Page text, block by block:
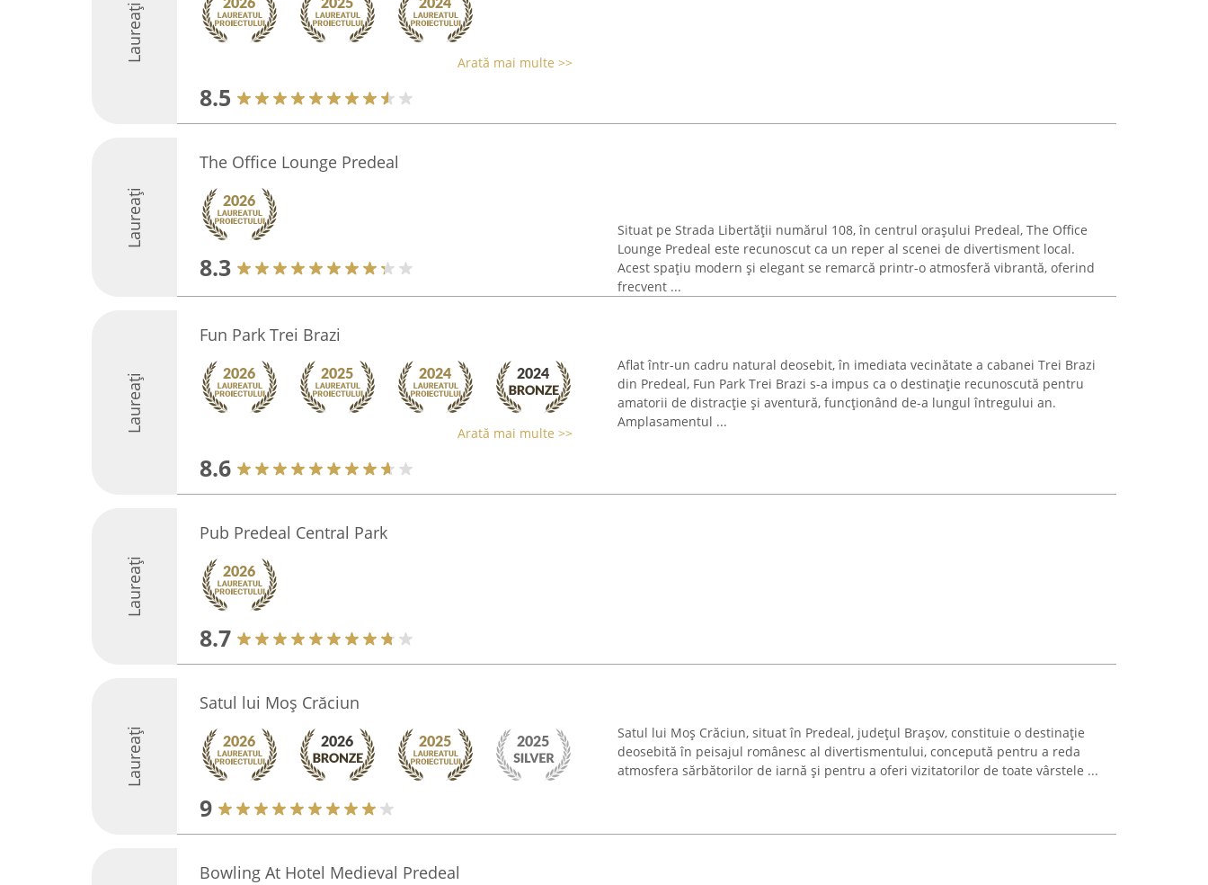
Laureați Arată mai multe >>
8.5
Laureați
The Office Lounge Predeal
8.3
Situat pe Strada Libertății numărul 108, în centrul orașului Predeal, The Office
Lounge Predeal este recunoscut ca un reper al scenei de divertisment local.
Acest spațiu modern și elegant se remarcă printr-o atmosferă vibrantă, oferind
frecvent ...
Laureați
Fun Park Trei Brazi
Arată mai multe >>
8.6
Aflat într-un cadru natural deosebit, în imediata vecinătate a cabanei Trei Brazi
din Predeal, Fun Park Trei Brazi s-a impus ca o destinație recunoscută pentru
amatorii de distracție și aventură, funcționând de-a lungul întregului an.
Amplasamentul ...
Laureați
Pub Predeal Central Park
8.7
Laureați
Satul lui Moș Crăciun
9
Satul lui Moș Crăciun, situat în Predeal, județul Brașov, constituie o destinație
deosebită în peisajul românesc al divertismentului, concepută pentru a reda
atmosfera sărbătorilor de iarnă și pentru a oferi vizitatorilor de toate vârstele ...
Bowling At Hotel Medieval Predeal